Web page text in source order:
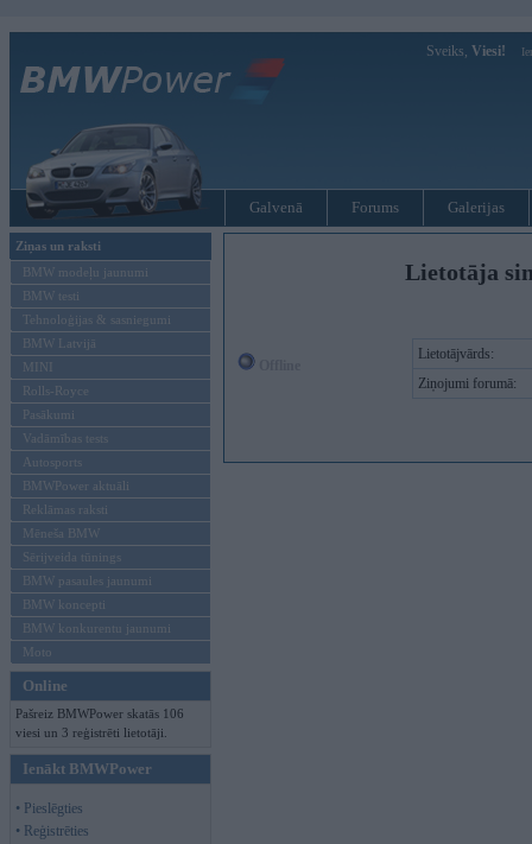
Sveiks, Viesi!
Galvenā Forums Galerijas
Ziņas un raksti
BMW modeļu jaunumi
BMW testi
Tehnoloģijas & sasniegumi
BMW Latvijā
MINI
Rolls-Royce
Pasākumi
Vadāmības tests
Autosports
BMWPower aktuāli
Reklāmas raksti
Mēneša BMW
Sērijveida tūnings
BMW pasaules jaunumi
BMW koncepti
BMW konkurentu jaunumi
Moto
Online
Pašreiz BMWPower skatās 106
viesi un 3 reģistrēti lietotāji.
Ienākt BMWPower
• Pieslēgties
• Reģistrēties
Lietotāja
Lietotājvārds:
Ziņojumi forumā: